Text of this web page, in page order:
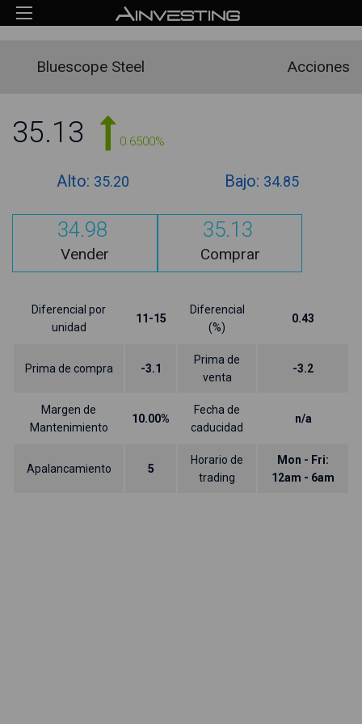
Bluescope Steel Acciones
35.13 0.6500%
Alto: 35.20 Bajo: 34.85
34.98
Vender
35.13
Comprar
Diferencial por
unidad
11-15
Diferencial
(%)
0.43
Prima de compra -3.1
Prima de
venta
-3.2
Margen de
Mantenimiento
10.00%
Fecha de
caducidad
n/a
Apalancamiento 5
Horario de
trading
Mon - Fri:
12am - 6am